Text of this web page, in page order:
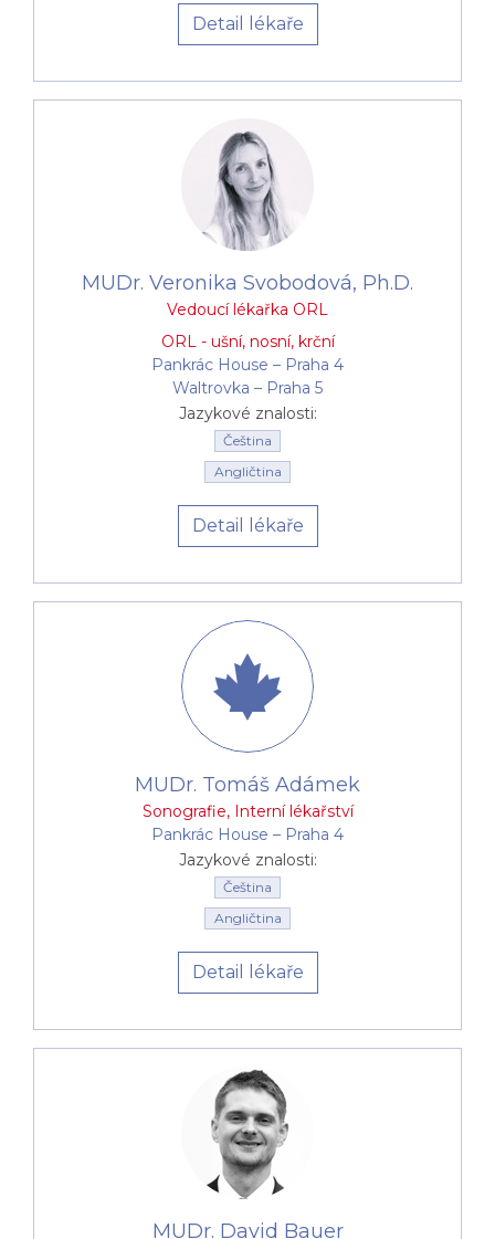
Detail lékaře
MUDr. Veronika Svobodová, Ph.D.
Vedoucí lékařka ORL
ORL - ušní, nosní, krční
Pankrác House –⁠⁠⁠⁠⁠⁠ Praha 4
Waltrovka –⁠⁠⁠⁠⁠⁠ Praha 5
Jazykové znalosti:
Čeština
Angličtina
Detail lékaře
MUDr. Tomáš Adámek
Sonografie, Interní lékařství
Pankrác House –⁠⁠⁠⁠⁠⁠ Praha 4
Jazykové znalosti:
Čeština
Angličtina
Detail lékaře
MUDr. David Bauer